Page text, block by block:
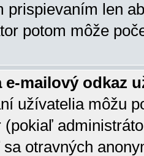
prispievaním len
potom môže
e-mailový odkaz
užívatelia môžu
otravných